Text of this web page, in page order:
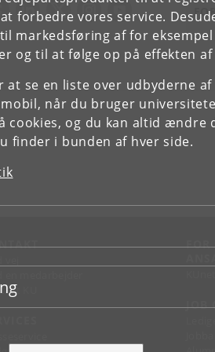
forbedre vores service.
markedsføring af for
og til at følge op på effekten af
at se en liste over udbyderne
når du bruger
cookies, og du kan altid ændre
finder i bunden af hver side.
KU
FOR
JOB